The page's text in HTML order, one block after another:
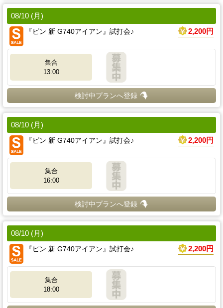
08/10 (月)
『ピン 新 G740アイアン』試打会♪
2,200円
集合
13:00
検討中プランへ登録
08/10 (月)
『ピン 新 G740アイアン』試打会♪
2,200円
集合
16:00
検討中プランへ登録
08/10 (月)
『ピン 新 G740アイアン』試打会♪
2,200円
集合
18:00